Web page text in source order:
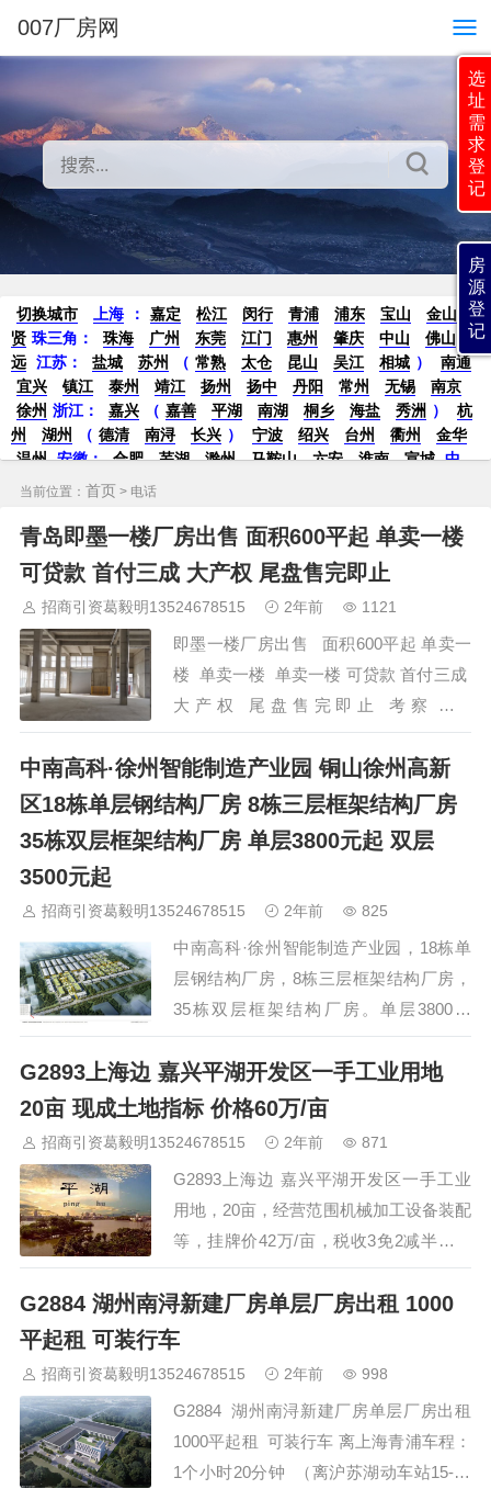
007厂房网
切换城市 上海 ： 嘉定 松江 闵行 青浦 浦东 宝山 金山
奉
贤 珠三角： 珠海 广州 东莞 江门 惠州 肇庆 中山 佛山
清
远 江苏 ： 盐城 苏州 （ 常熟 太仓 昆山 吴江 相城 ）
南通
宜兴
镇江 泰州 靖江 扬州 扬中 丹阳 常州 无锡
南京
徐州 浙江： 嘉兴 （ 嘉善 平湖 南湖 桐乡 海盐 秀洲 ）
杭
州
湖州 （ 德清 南浔 长兴 ） 宁波 绍兴 台州 衢州
金华
温州 安徽： 合肥 芜湖 滁州 马鞍山 六安 淮南 宣城 中
部：
南昌 郑州 洛阳
安
香河 大厂 永清 三河 霸州 ） 保定 （ 涿州 涞水 ） 太原
威海
烟台 青岛 福建： 福州 漳州 泉州 龙岩 西南：
南宁 华北： 沈阳 大连 海外园区： 印尼 泰国 越南
马来西亚
新加坡
高科
华夏幸福 联东U谷 万洋 均和 平谦迈高 咨询热线： 400-
0123-021
当前位置： 首页 > 电话
青岛即墨一楼厂房出售 面积600平起 单卖一楼
可贷款 首付三成 大产权 尾盘售完即止
招商引资葛毅明13524678515 2年前 1121
即墨一楼厂房出售 面积600平起 单卖一
楼 单卖一楼 单卖一楼 可贷款 首付三成
大产权 尾盘售完即止 考察热线
13524678515 或 4000123021…
中南高科·徐州智能制造产业园 铜山徐州高新
区18栋单层钢结构厂房 8栋三层框架结构厂房
35栋双层框架结构厂房 单层3800元起 双层
3500元起
招商引资葛毅明13524678515 2年前 825
中南高科·徐州智能制造产业园，18栋单
层钢结构厂房，8栋三层框架结构厂房，
35栋双层框架结构厂房。单层3800元
起，双层3500元起。 招商中心
4000123021 或 13524678515 项目总占地
382亩，建筑面积21万方，容积率1.2，绿
化率15%；共建设61栋标准厂房，涵盖18
房，35栋双层框架结构厂房。单层3…
G2893上海边 嘉兴平湖开发区一手工业用地
20亩 现成土地指标 价格60万/亩
招商引资葛毅明13524678515 2年前 871
G2893上海边 嘉兴平湖开发区一手工业
用地，20亩，经营范围机械加工设备装配
等，挂牌价42万/亩，税收3免2减半，投
产后土地款返3-5万，现成土地指标，行
业相似，有产值有税收的企业可以谈，价
格60万/亩。 园区开发区招商热线
4000123021 ，手机/微信 13524678515
G2884 湖州南浔新建厂房单层厂房出租 1000
平起租 可装行车
招商引资葛毅明13524678515 2年前 998
G2884 湖州南浔新建厂房单层厂房出租
1000平起租 可装行车 离上海青浦车程：
1个小时20分钟 （离沪苏湖动车站15-20
选
址
需
求
登
记
房
源
登
记